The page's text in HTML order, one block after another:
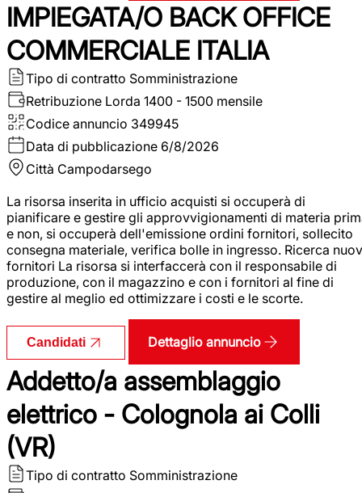
IMPIEGATA/O BACK OFFICE
COMMERCIALE ITALIA
Tipo di contratto Somministrazione
Retribuzione Lorda 1400 - 1500 mensile
Codice annuncio 349945
Data di pubblicazione 6/8/2026
Città Campodarsego
La risorsa inserita in ufficio acquisti si occuperà di
pianificare e gestire gli approvvigionamenti di materia
e non, si occuperà dell'emissione ordini fornitori, sollecito
consegna materiale, verifica bolle in ingresso. Ricerca
fornitori La risorsa si interfaccerà con il responsabile di
produzione, con il magazzino e con i fornitori al fine di
gestire al meglio ed ottimizzare i costi e le scorte.
Candidati Dettaglio annuncio
Addetto/a assemblaggio
elettrico - Colognola ai Colli
(VR)
Tipo di contratto Somministrazione